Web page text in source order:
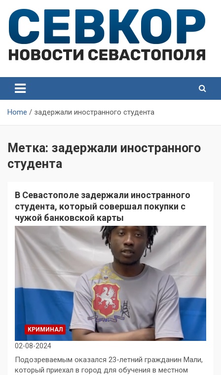
content
Севастополя
Севастополя
Home задержали иностранного студента
Метка: задержали иностранного
студента
В Севастополе задержали иностранного
студента, который совершал покупки с
чужой банковской карты
КРИМИНАЛ
02-08-2024
Подозреваемым оказался 23-летний гражданин Мали,
который приехал в город для обучения в местном